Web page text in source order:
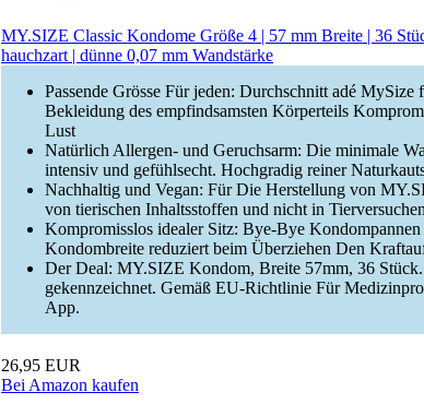
MY.SIZE Classic Kondome Größe 4 | 57 mm Breite | 36
hauchzart | dünne 0,07 mm Wandstärke
Passende Grösse Für jeden: Durchschnitt adé
Bekleidung des empfindsamsten Körperteils
Lust
Natürlich Allergen- und Geruchsarm: Die minimale
intensiv und gefühlsecht. Hochgradig reiner
Nachhaltig und Vegan: Für Die Herstellung von
von tierischen Inhaltsstoffen und nicht in
Kompromisslos idealer Sitz: Bye-Bye
Kondombreite reduziert beim Überziehen Den
Der Deal: MY.SIZE Kondom, Breite 57mm, 36
gekennzeichnet. Gemäß EU-Richtlinie Für
App.
26,95 EUR
Bei Amazon kaufen